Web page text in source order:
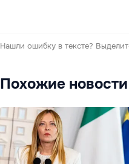
Нашли ошибку в тексте?
Похожие новости